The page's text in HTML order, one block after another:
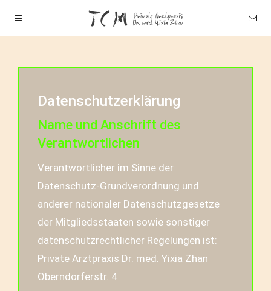
Datenschutzerklärung
Name und Anschrift des
Verantwortlichen
Verantwortlicher im Sinne der
Datenschutz-Grundverordnung und
anderer nationaler Datenschutzgesetze
der Mitgliedsstaaten sowie sonstiger
datenschutzrechtlicher Regelungen ist:
Private Arztpraxis Dr. med. Yixia Zhan
Oberndorferstr. 4